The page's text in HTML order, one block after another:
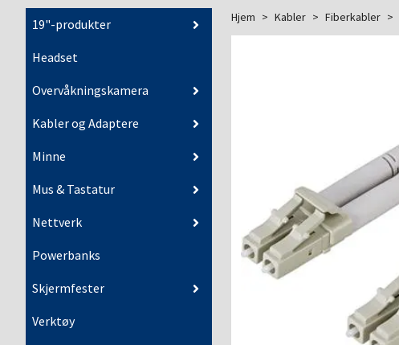
19"-produkter
Headset
Overvåkningskamera
Kabler og Adaptere
Minne
Mus & Tastatur
Nettverk
Powerbanks
Skjermfester
Verktøy
Hjem Kabler Fiberkabler